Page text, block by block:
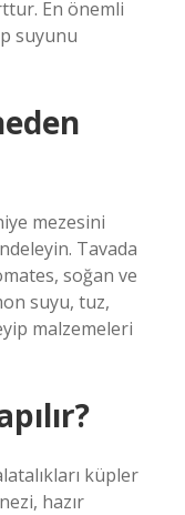
En önemli
suyunu
mezesini
Tavada
soğan ve
suyu, tuz,
malzemeleri
küpler
hazır